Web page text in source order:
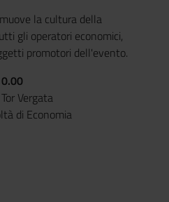
la cultura della
gli operatori economici,
promotori dell'evento.
Vergata
di Economia